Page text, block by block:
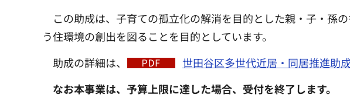
この助成は、子育ての孤立化の解消を目的とした親・子・孫
う住環境の創出を図ることを目的としています。
助成の詳細は、
世田谷区多世代近居・同居推進助
なお本事業は、予算上限に達した場合、受付を終了します。